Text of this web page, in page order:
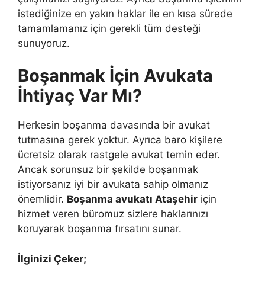
istediğinize en yakın haklar ile en kısa sürede
tamamlamanız için gerekli tüm desteği
sunuyoruz.
Boşanmak İçin Avukata
İhtiyaç Var Mı?
Herkesin boşanma davasında bir avukat
tutmasına gerek yoktur. Ayrıca baro kişilere
ücretsiz olarak rastgele avukat temin eder.
Ancak sorunsuz bir şekilde boşanmak
istiyorsanız iyi bir avukata sahip olmanız
önemlidir. Boşanma avukatı Ataşehir için
hizmet veren büromuz sizlere haklarınızı
koruyarak boşanma fırsatını sunar.
İlginizi Çeker;